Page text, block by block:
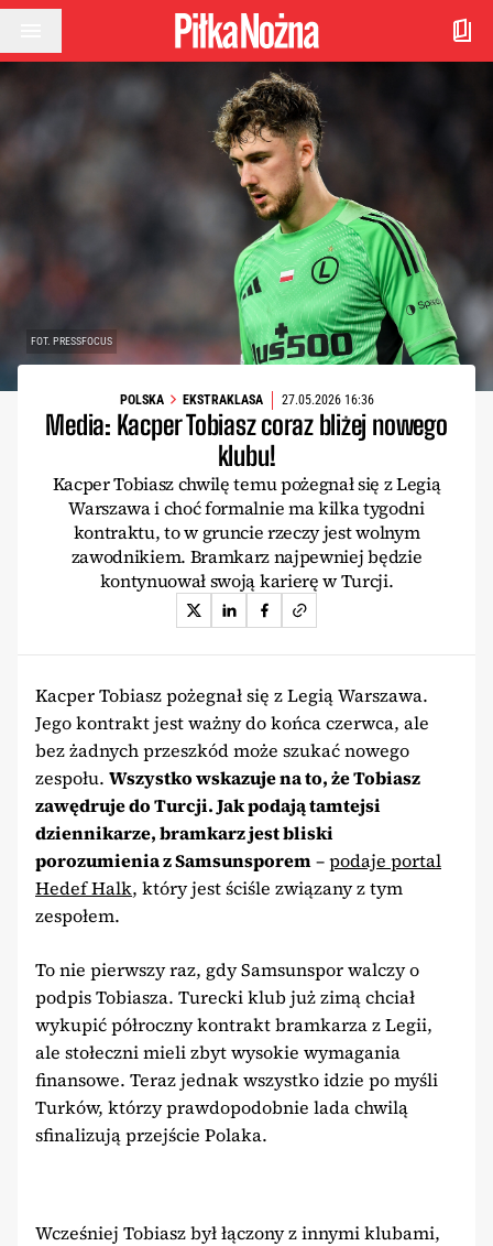
Przejdź do treści
FOT. PRESSFOCUS
POLSKA EKSTRAKLASA 27.05.2026 16:36
Media: Kacper Tobiasz coraz bliżej nowego
klubu!
Kacper Tobiasz chwilę temu pożegnał się z Legią
Warszawa i choć formalnie ma kilka tygodni
kontraktu, to w gruncie rzeczy jest wolnym
zawodnikiem. Bramkarz najpewniej będzie
kontynuował swoją karierę w Turcji.
Kacper Tobiasz pożegnał się z Legią Warszawa.
Jego kontrakt jest ważny do końca czerwca, ale
bez żadnych przeszkód może szukać nowego
zespołu. Wszystko wskazuje na to, że Tobiasz
zawędruje do Turcji. Jak podają tamtejsi
dziennikarze, bramkarz jest bliski
porozumienia z Samsunsporem–podaje portal
Hedef Halk, który jest ściśle związany z tym
zespołem.
To nie pierwszy raz, gdy Samsunspor walczy o
podpis Tobiasza. Turecki klub już zimą chciał
wykupić półroczny kontrakt bramkarza z Legii,
ale stołeczni mieli zbyt wysokie wymagania
finansowe. Teraz jednak wszystko idzie po myśli
Turków, którzy prawdopodobnie lada chwilą
sfinalizują przejście Polaka.
Wcześniej Tobiasz był łączony z innymi klubami,